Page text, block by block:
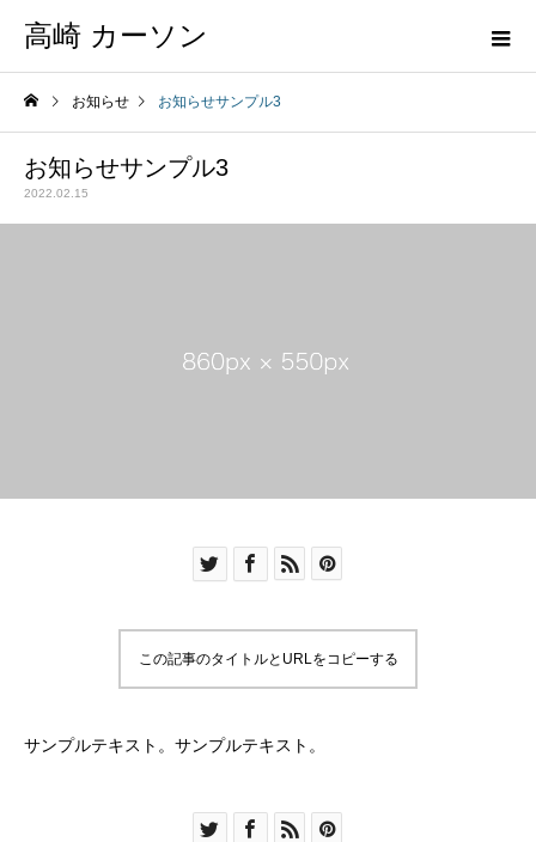
高崎 カーソン
お知らせ お知らせサンプル3
お知らせサンプル3
2022.02.15
この記事のタイトルとURLをコピーする
サンプルテキスト。サンプルテキスト。